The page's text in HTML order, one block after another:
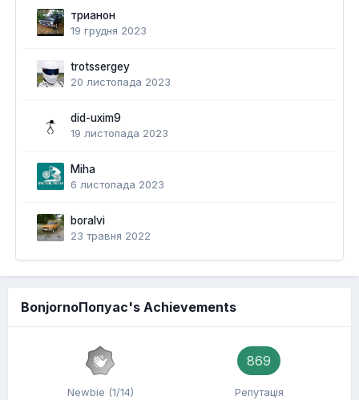
трианон
19 грудня 2023
trotssergey
20 листопада 2023
did-uxim9
19 листопада 2023
Miha
6 листопада 2023
boralvi
23 травня 2022
BonjornoПопуас's Achievements
Newbie (1/14)
869
Репутація